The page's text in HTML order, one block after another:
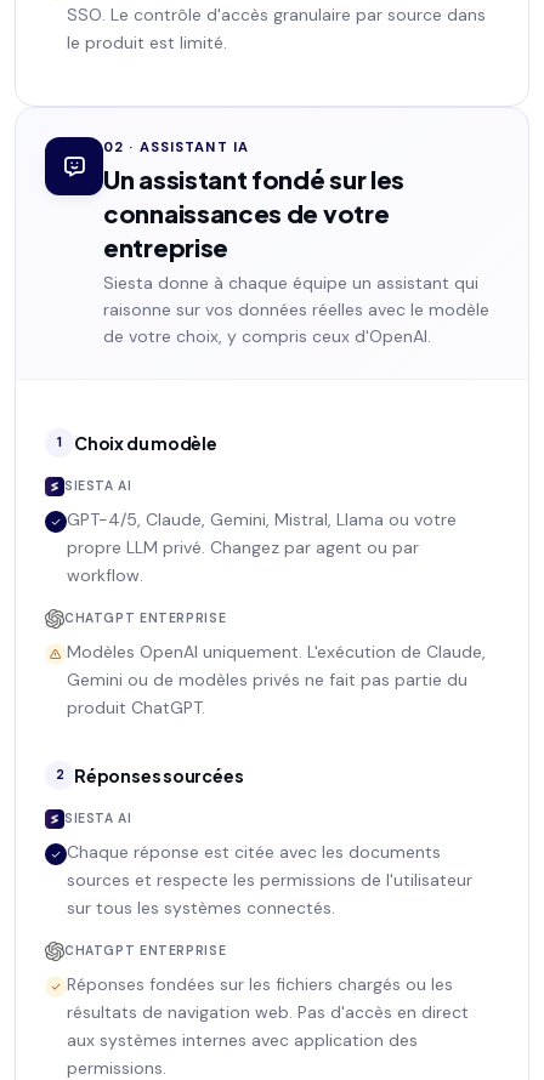
SSO. Le contrôle d'accès granulaire par source dans
le produit est limité.
02 · ASSISTANT IA
Un assistant fondé sur les
connaissances de votre
entreprise
Siesta donne à chaque équipe un assistant qui
raisonne sur vos données réelles avec le modèle
de votre choix, y compris ceux d'OpenAI.
1 Choix du modèle
SIESTA AI
GPT-4/5, Claude, Gemini, Mistral, Llama ou votre
propre LLM privé. Changez par agent ou par
workflow.
CHATGPT ENTERPRISE
Modèles OpenAI uniquement. L'exécution de Claude,
Gemini ou de modèles privés ne fait pas partie du
produit ChatGPT.
2 Réponses sourcées
SIESTA AI
Chaque réponse est citée avec les documents
sources et respecte les permissions de l'utilisateur
sur tous les systèmes connectés.
CHATGPT ENTERPRISE
Réponses fondées sur les fichiers chargés ou les
résultats de navigation web. Pas d'accès en direct
aux systèmes internes avec application des
permissions.